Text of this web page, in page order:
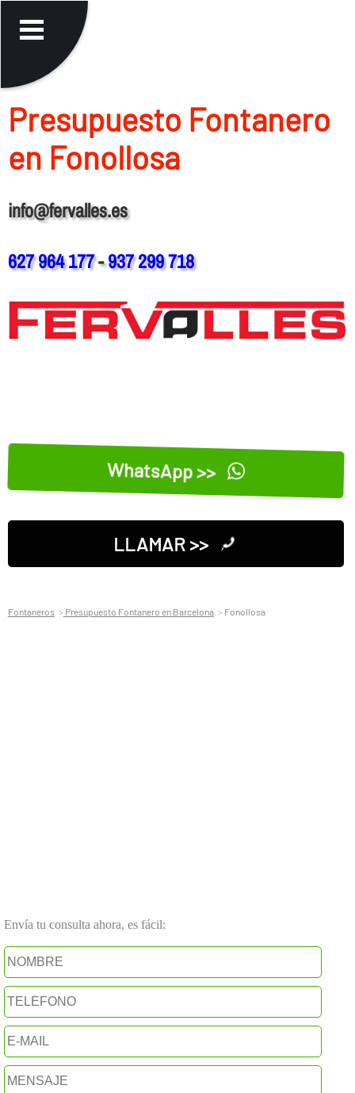
Presupuesto Fontanero
en Fonollosa
info@fervalles.es
627 964 177-937 299 718
WhatsApp >>
LLAMAR >>
Fontaneros Presupuesto Fontanero en Barcelona Fonollosa
Envía tu consulta ahora, es fácil: